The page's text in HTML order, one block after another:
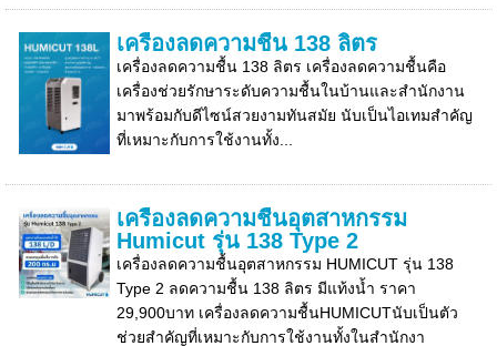
เครื่องลดความชื้น 138 ลิตร
เครื่องลดความชื้น 138 ลิตร เครื่องลดความชื้นคือ
เครื่องช่วยรักษาระดับความชื้นในบ้านและสำนักงาน
มาพร้อมกับดีไซน์สวยงามทันสมัย นับเป็นไอเทมสำคัญ
ที่เหมาะกับการใช้งานทั้ง...
เครื่องลดความชื้นอุตสาหกรรม
Humicut รุ่น 138 Type 2
เครื่องลดความชื้นอุตสาหกรรม HUMICUT รุ่น 138
Type 2 ลดความชื้น 138 ลิตร มีแท้งน้ำ ราคา
29,900บาท เครื่องลดความชื้นHUMICUTนับเป็นตัว
ช่วยสำคัญที่เหมาะกับการใช้งานทั้งในสำนักงา